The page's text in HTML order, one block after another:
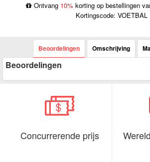
Ontvang 10% korting op bestellingen
Kortingscode: VOETBAL
Beoordelingen Omschrijving
Beoordelingen
Concurrerende prijs